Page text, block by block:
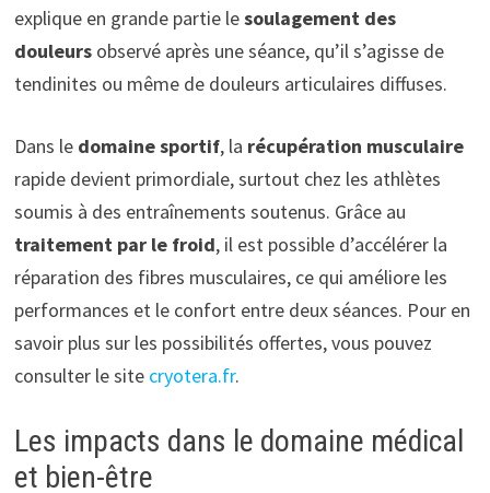
explique en grande partie lesoulagement des
douleursobservé après une séance, qu’il s’agisse de
tendinites ou même de douleurs articulaires diffuses.
Dans le domaine sportif, la récupération musculaire
rapide devient primordiale, surtout chez les athlètes
soumis à des entraînements soutenus. Grâce au
traitement par le froid, il est possible d’accélérer la
réparation des fibres musculaires, ce qui améliore les
performances et le confort entre deux séances. Pour en
savoir plus sur les possibilités offertes, vous pouvez
consulter le site cryotera.fr.
Les impacts dans le domaine médical
et bien-être